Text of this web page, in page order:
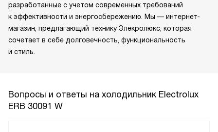
разработанные с учетом современных требований
к эффективности и энергосбережению. Мы — интернет-
магазин, предлагающий технику Элекролюкс, которая
сочетает в себе долговечность, функциональность
и стиль.
Вопросы и ответы на холодильник Electrolux
ERB 30091 W